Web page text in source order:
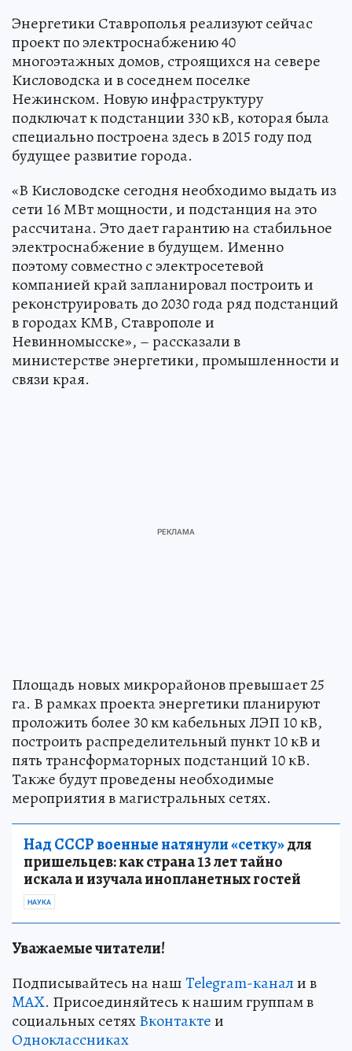
Энергетики Ставрополья реализуют сейчас
проект по электроснабжению 40
многоэтажных домов, строящихся на севере
Кисловодска и в соседнем поселке
Нежинском. Новую инфраструктуру
подключат к подстанции 330 кВ, которая была
специально построена здесь в 2015 году под
будущее развитие города.
«В Кисловодске сегодня необходимо выдать из
сети 16 МВт мощности, и подстанция на это
рассчитана. Это дает гарантию на стабильное
электроснабжение в будущем. Именно
поэтому совместно с электросетевой
компанией край запланировал построить и
реконструировать до 2030 года ряд подстанций
в городах КМВ, Ставрополе и
Невинномысске», – рассказали в
министерстве энергетики, промышленности и
связи края.
Площадь новых микрорайонов превышает 25
га. В рамках проекта энергетики планируют
проложить более 30 км кабельных ЛЭП 10 кВ,
построить распределительный пункт 10 кВ и
пять трансформаторных подстанций 10 кВ.
Также будут проведены необходимые
мероприятия в магистральных сетях.
Над СССР военные натянули «сетку»для
пришельцев: как страна 13 лет тайно
искала и изучала инопланетных гостей
НАУКА
Уважаемые читатели!
Подписывайтесь на нашTelegram-канали в
MAX. Присоединяйтесь к нашим группам в
социальных сетяхВконтактеи
Одноклассниках